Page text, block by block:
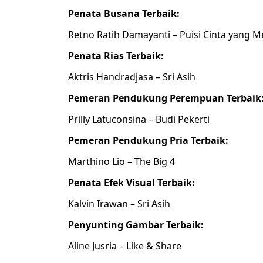
Penata Busana Terbaik:
Retno Ratih Damayanti – Puisi Cinta yang
Penata Rias Terbaik:
Aktris Handradjasa – Sri Asih
Pemeran Pendukung Perempuan Terbaik:
Prilly Latuconsina – Budi Pekerti
Pemeran Pendukung Pria Terbaik:
Marthino Lio – The Big 4
Penata Efek Visual Terbaik:
Kalvin Irawan – Sri Asih
Penyunting Gambar Terbaik:
Aline Jusria – Like & Share